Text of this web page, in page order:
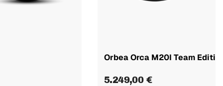
Orbea Orca M20I Team
5.249,00 €